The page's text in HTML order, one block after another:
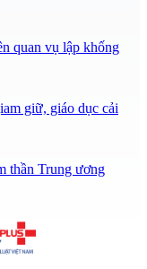
quan vụ lập khống
giữ, giáo dục cải
thần Trung ương